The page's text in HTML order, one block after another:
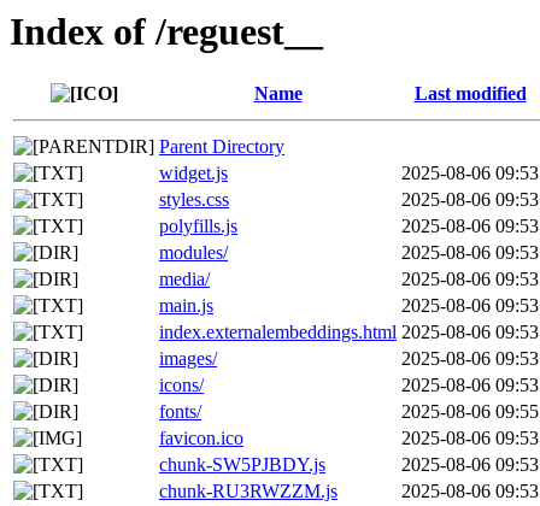
Index of /reguest__
Name Last modified
Parent Directory
widget.js
2025-08-06 09:53
styles.css
2025-08-06 09:53
polyfills.js
2025-08-06 09:53
modules/
2025-08-06 09:53
media/
2025-08-06 09:53
main.js
2025-08-06 09:53
index.externalembeddings.html 2025-08-06 09:53
images/
2025-08-06 09:53
icons/
2025-08-06 09:53
fonts/
2025-08-06 09:55
favicon.ico
2025-08-06 09:53
chunk-SW5PJBDY.js
2025-08-06 09:53
chunk-RU3RWZZM.js
2025-08-06 09:53